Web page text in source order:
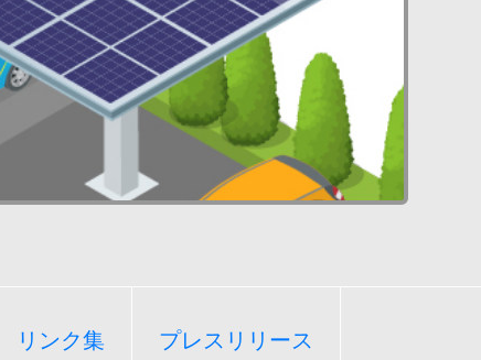
リンク集 プレスリリース